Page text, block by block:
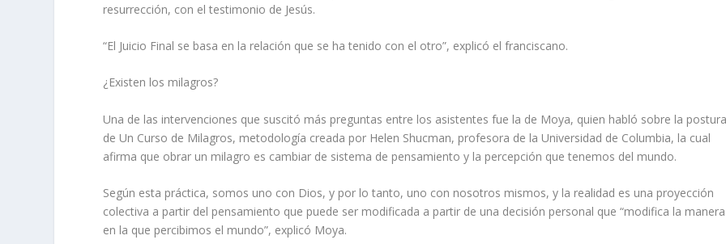
resurrección, con el testimonio de Jesús.
“El Juicio Final se basa en la relación que se ha tenido con el otro”, explicó el franciscano.
¿Existen los milagros?
Una de las intervenciones que suscitó más preguntas entre los asistentes fue la de Moya, quien habló sobre la
de Un Curso de Milagros, metodología creada por Helen Shucman, profesora de la Universidad de Columbia, la cual
afirma que obrar un milagro es cambiar de sistema de pensamiento y la percepción que tenemos del mundo.
Según esta práctica, somos uno con Dios, y por lo tanto, uno con nosotros mismos, y la realidad es una proyección
colectiva a partir del pensamiento que puede ser modificada a partir de una decisión personal que “modifica la manera
en la que percibimos el mundo”, explicó Moya.